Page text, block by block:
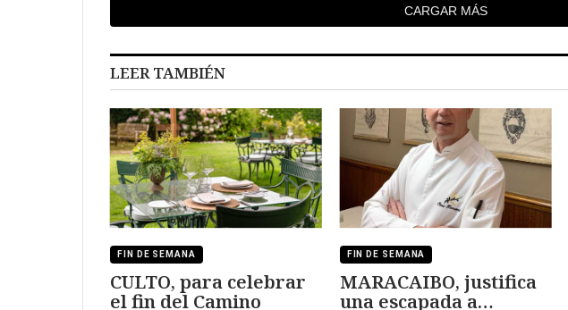
CARGAR MÁS
LEER TAMBIÉN
FIN DE SEMANA
CULTO, para celebrar
el fin del Camino
FIN DE SEMANA
MARACAIBO, justifica
una escapada a